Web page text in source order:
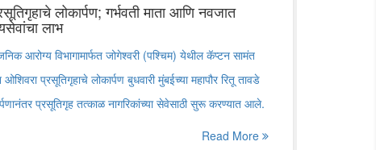
लोकार्पण; गर्भवती माता आणि नवजात
लाभ
आरोग्य विभागामार्फत जोगेश्वरी (पश्चिम) येथील कॅप्टन सामंत
प्रसूतिगृहाचे लोकार्पण बुधवारी मुंबईच्या महापौर रितू तावडे
प्रसूतिगृह तत्काळ नागरिकांच्या सेवेसाठी सुरू करण्यात आले.
Read More